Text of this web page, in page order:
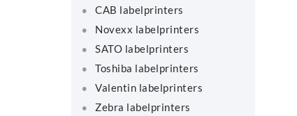
CAB labelprinters
Novexx labelprinters
SATO labelprinters
Toshiba labelprinters
Valentin labelprinters
Zebra labelprinters